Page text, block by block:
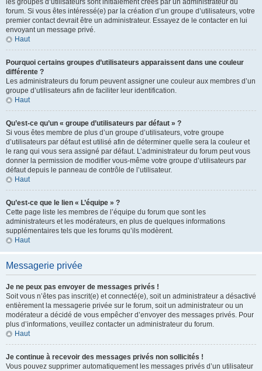
les groupes d’utilisateurs sont initialement créés par un administrateur du
forum. Si vous êtes intéressé(e) par la création d’un groupe d’utilisateurs, votre
premier contact devrait être un administrateur. Essayez de le contacter en lui
envoyant un message privé.
Haut
Pourquoi certains groupes d’utilisateurs apparaissent dans une couleur
différente ?
Les administrateurs du forum peuvent assigner une couleur aux membres d’un
groupe d’utilisateurs afin de faciliter leur identification.
Haut
Qu’est-ce qu’un « groupe d’utilisateurs par défaut » ?
Si vous êtes membre de plus d’un groupe d’utilisateurs, votre groupe
d’utilisateurs par défaut est utilisé afin de déterminer quelle sera la couleur et
le rang qui vous sera assigné par défaut. L’administrateur du forum peut vous
donner la permission de modifier vous-même votre groupe d’utilisateurs par
défaut depuis le panneau de contrôle de l’utilisateur.
Haut
Qu’est-ce que le lien « L’équipe » ?
Cette page liste les membres de l’équipe du forum que sont les
administrateurs et les modérateurs, en plus de quelques informations
supplémentaires tels que les forums qu’ils modèrent.
Haut
Messagerie privée
Je ne peux pas envoyer de messages privés !
Soit vous n’êtes pas inscrit(e) et connecté(e), soit un administrateur a désactivé
entièrement la messagerie privée sur le forum, soit un administrateur ou un
modérateur a décidé de vous empêcher d’envoyer des messages privés. Pour
plus d’informations, veuillez contacter un administrateur du forum.
Haut
Je continue à recevoir des messages privés non sollicités !
Vous pouvez supprimer automatiquement les messages privés d’un utilisateur